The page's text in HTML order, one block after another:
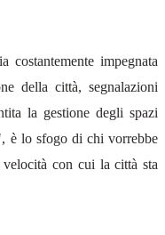
costantemente impegnata
della città, segnalazioni
la gestione degli spazi
è lo sfogo di chi vorrebbe
velocità con cui la città sta